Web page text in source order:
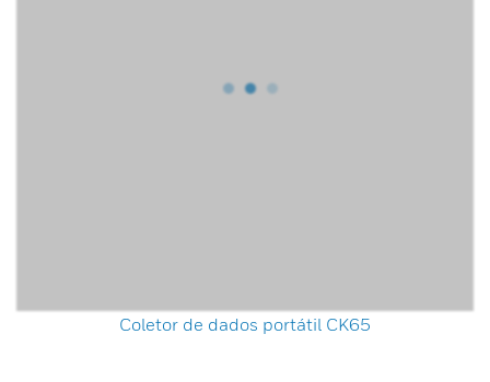
Coletor de dados portátil CK65